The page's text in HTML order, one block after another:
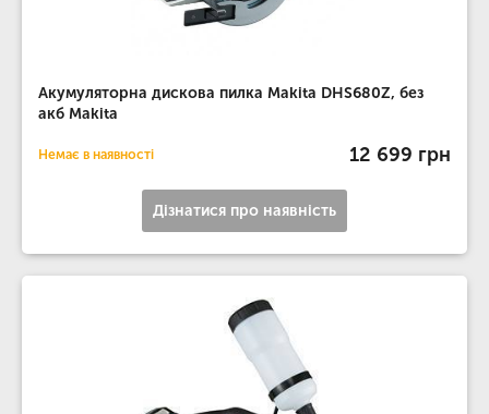
Акумуляторна дискова пилка Makita DHS680Z, без
акб Makita
Немає в наявності 12 699 грн
Дізнатися про наявність